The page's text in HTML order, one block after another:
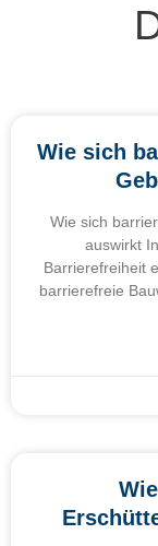
Wie sich
Wie sich
auswirkt
Barrierefreiheit
barrierefreie